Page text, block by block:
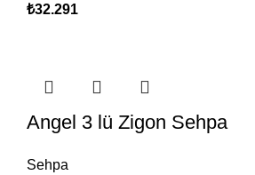
₺32.291
Angel 3 lü Zigon Sehpa
Sehpa